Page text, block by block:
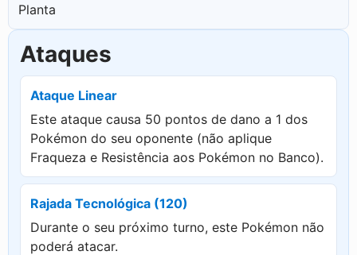
Planta
Ataques
Ataque Linear
Este ataque causa 50 pontos de dano a 1 dos
Pokémon do seu oponente (não aplique
Fraqueza e Resistência aos Pokémon no Banco).
Rajada Tecnológica (120)
Durante o seu próximo turno, este Pokémon não
poderá atacar.